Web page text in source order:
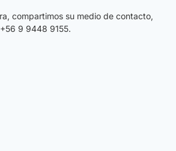
compartimos su medio de contacto,
9 9448 9155.